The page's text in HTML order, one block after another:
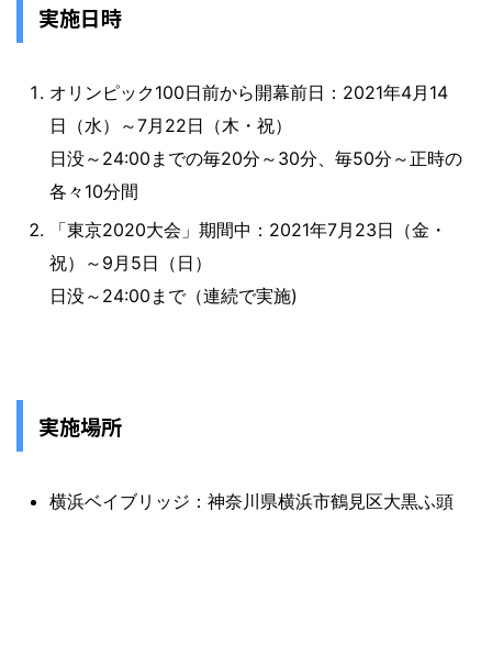
実施日時
オリンピック100日前から開幕前日：2021年4月14
日（水）～7月22日（木・祝）
日没～24:00までの毎20分～30分、毎50分～正時の
各々10分間
「東京2020大会」期間中：2021年7月23日（金・
祝）～9月5日（日）
日没～24:00まで（連続で実施)
実施場所
横浜ベイブリッジ：神奈川県横浜市鶴見区大黒ふ頭